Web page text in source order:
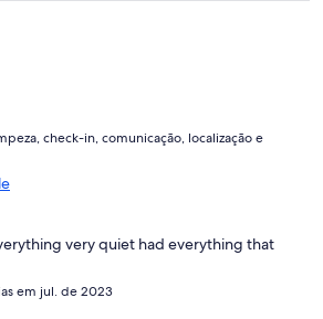
check-in, comunicação, localização e
very quiet had everything that
em jul. de 2023